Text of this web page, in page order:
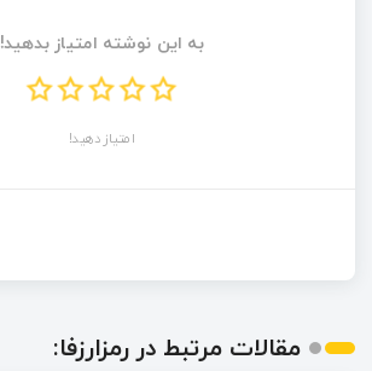
به این نوشته امتیاز بدهید!
امتیاز دهید!
مقالات مرتبط در رمزارزفا: